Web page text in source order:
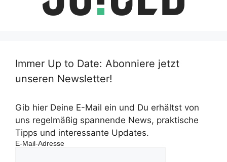
Immer Up to Date: Abonniere jetzt
unseren Newsletter!
Gib hier Deine E-Mail ein und Du erhältst von
uns regelmäßig spannende News, praktische
Tipps und interessante Updates.
E-Mail-Adresse